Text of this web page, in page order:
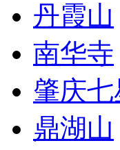
丹霞山
南华寺
肇庆
鼎湖山